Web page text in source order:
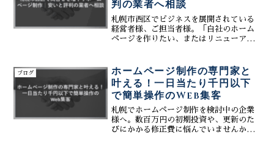
判の業者へ相談
札幌市西区でビジネスを展開されている
経営者様、ご担当者様。「自社のホーム
ページを作りたい、またはリニューアル
何から手をつければ…」そんなお悩みを
お持ちではありませんか。...
ブログ
ホームページ制作の専門家と
叶える！一日当たり千円以下
で簡単操作のWeb集客
札幌でホームページ制作を検討中の企業
様へ。数百万円の初期投資や、更新のた
びにかかる修正費に悩んでいませんか？